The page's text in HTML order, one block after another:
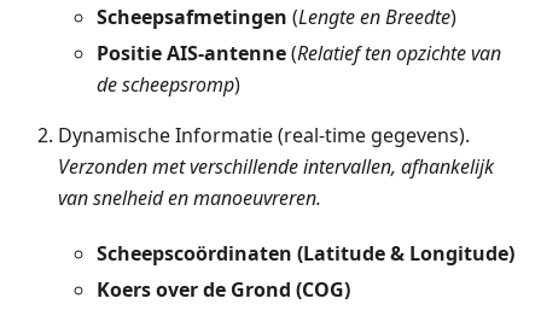
Scheepsafmetingen (Lengte en Breedte)
Positie AIS-antenne(Relatief ten opzichte van
de scheepsromp)
Dynamische Informatie (real-time gegevens).
Verzonden met verschillende intervallen, afhankelijk
van snelheid en manoeuvreren.
Scheepscoördinaten (Latitude & Longitude)
Koers over de Grond (COG)